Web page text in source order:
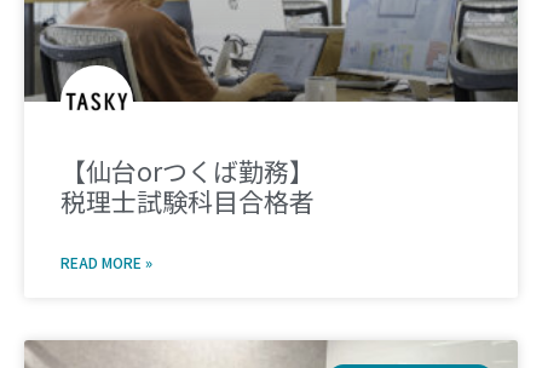
【仙台orつくば勤務】
税理士試験科目合格者
READ MORE »